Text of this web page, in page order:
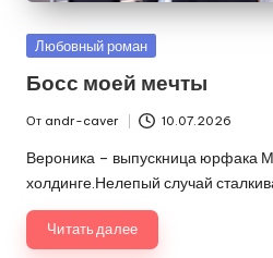
Опубликовано
Любовный роман
Босс моей мечты
от
От andr-caver 10.07.2026
Вероника – выпускница юрфака
холдинге.Нелепый случай
Читать далее